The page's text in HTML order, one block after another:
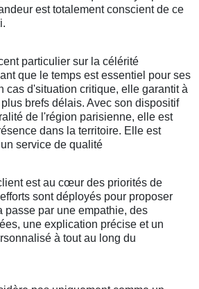
est totalement conscient de ce
particulier sur la célérité
que le temps est essentiel pour ses
cas d'situation critique, elle garantit à
brefs délais. Avec son dispositif
de l'région parisienne, elle est
dans la territoire. Elle est
service de qualité
est au cœur des priorités de
sont déployés pour proposer
passe par une empathie, des
une explication précise et un
à tout au long du